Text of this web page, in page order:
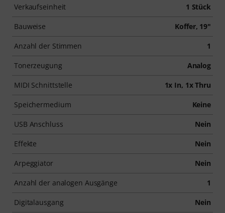
Verkaufseinheit 1 Stück
Bauweise Koffer, 19"
Anzahl der Stimmen 1
Tonerzeugung Analog
MIDI Schnittstelle 1x In, 1x Thru
Speichermedium Keine
USB Anschluss Nein
Effekte Nein
Arpeggiator Nein
Anzahl der analogen Ausgänge 1
Digitalausgang Nein